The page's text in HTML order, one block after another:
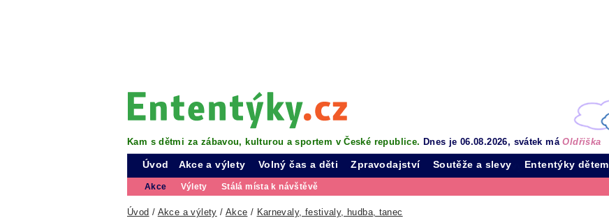
Kam s dětmi za zábavou, kulturou a sportem v České republice. Dnes je 06.08.2026, svátek máOldřiška
Úvod Akce a výlety
Akce Výlety Stálá místa k návštěvě
Volný čas a děti Zpravodajství Soutěže a slevy Ententýky dětem
Úvod / Akce a výlety / Akce / Karnevaly, festivaly, hudba, tanec